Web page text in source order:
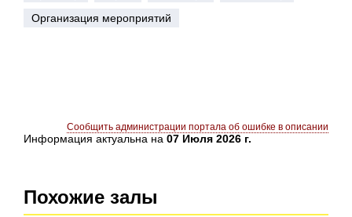
Организация мероприятий
Сообщить администрации портала об ошибке в описании
Информация актуальна на 07 Июля 2026 г.
Похожие залы